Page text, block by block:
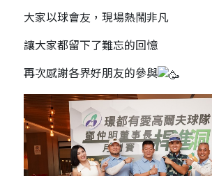
大家以球會友，現場熱鬧非凡
讓大家都留下了難忘的回憶
再次感謝各界好朋友的參與